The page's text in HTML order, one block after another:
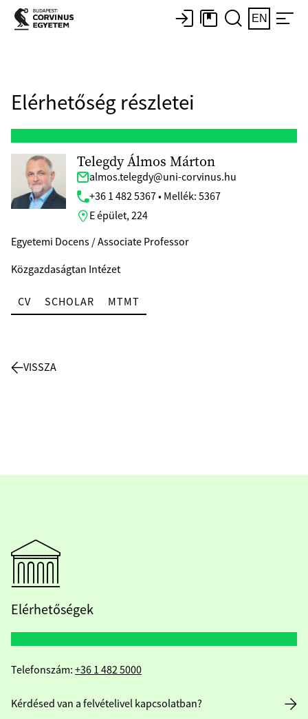
EN
Elérhetőség részletei
Telegdy Álmos Márton
almos.telegdy@uni-corvinus.hu
+36 1 482 5367 • Mellék: 5367
E épület, 224
Egyetemi Docens / Associate Professor
Közgazdaságtan Intézet
CV SCHOLAR MTMT
VISSZA
Elérhetőségek
Telefonszám: +36 1 482 5000
Kérdésed van a felvételivel kapcsolatban?